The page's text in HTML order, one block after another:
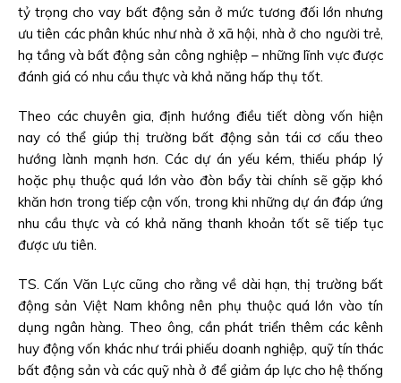
tỷ trọng cho vay bất động sản ở mức tương đối lớn nhưng
ưu tiên các phân khúc như nhà ở xã hội, nhà ở cho người trẻ,
hạ tầng và bất động sản công nghiệp – những lĩnh vực được
đánh giá có nhu cầu thực và khả năng hấp thụ tốt.
Theo các chuyên gia, định hướng điều tiết dòng vốn hiện
nay có thể giúp thị trường bất động sản tái cơ cấu theo
hướng lành mạnh hơn. Các dự án yếu kém, thiếu pháp lý
hoặc phụ thuộc quá lớn vào đòn bẩy tài chính sẽ gặp khó
khăn hơn trong tiếp cận vốn, trong khi những dự án đáp ứng
nhu cầu thực và có khả năng thanh khoản tốt sẽ tiếp tục
được ưu tiên.
TS. Cấn Văn Lực cũng cho rằng về dài hạn, thị trường bất
động sản Việt Nam không nên phụ thuộc quá lớn vào tín
dụng ngân hàng. Theo ông, cần phát triển thêm các kênh
huy động vốn khác như trái phiếu doanh nghiệp, quỹ tín thác
bất động sản và các quỹ nhà ở để giảm áp lực cho hệ thống